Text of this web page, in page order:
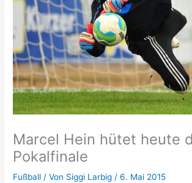
Marcel Hein hütet heute
Pokalfinale
Fußball / Von Siggi Larbig /6. Mai 2015